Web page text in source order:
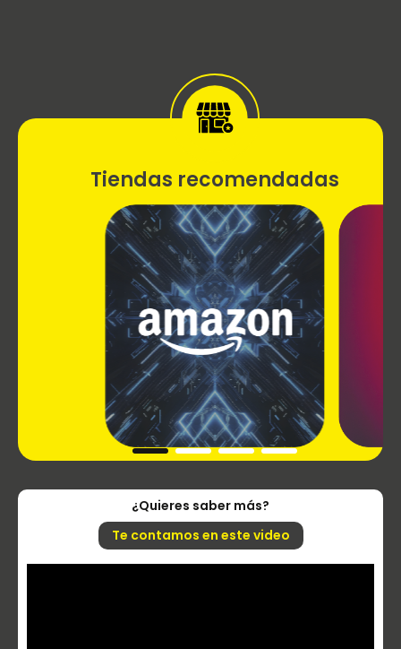
Tiendas recomendadas
¿Quieres saber más?
Te contamos en este video